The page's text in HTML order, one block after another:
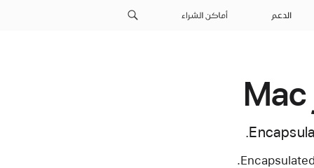
الدعم أماكن الشراء
لم يعد macOS يتضمن دعمًا مدمجًا لعرض ملفات PostScript (.ps) وEncapsulated PostScript (.eps).